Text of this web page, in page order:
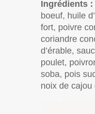
Ingrédients :
boeuf, huile
fort, poivre
coriandre
d’érable,
poulet,
soba, pois
noix de cajou